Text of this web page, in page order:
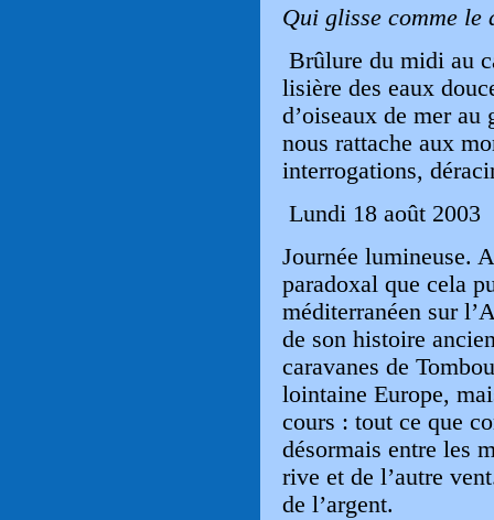
Qui glisse comme le
Brûlure du midi au
lisière des eaux
d’oiseaux de mer
nous rattache aux
interrogations,
Lundi 18 août 2003
Journée lumineuse.
paradoxal que cela
méditerranéen sur
de son histoire
caravanes de
lointaine Europe,
cours : tout ce que
désormais entre les
rive et de l’autre
de l’argent.